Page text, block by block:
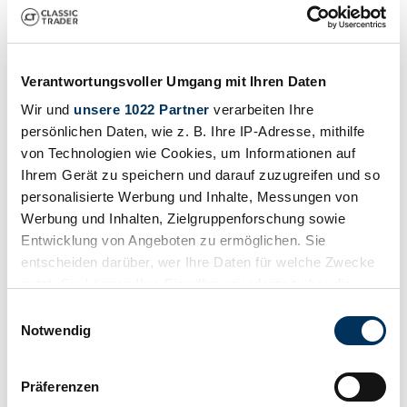
Verantwortungsvoller Umgang mit Ihren Daten
Wir und unsere 1022 Partner verarbeiten Ihre
persönlichen Daten, wie z. B. Ihre IP-Adresse, mithilfe
von Technologien wie Cookies, um Informationen auf
Ihrem Gerät zu speichern und darauf zuzugreifen und so
personalisierte Werbung und Inhalte, Messungen von
Werbung und Inhalten, Zielgruppenforschung sowie
Entwicklung von Angeboten zu ermöglichen. Sie
entscheiden darüber, wer Ihre Daten für welche Zwecke
Trigger Symbol ändern oder widerrufen
Informationen über Ihre geografische Lage
Notwendig
Präferenzen
Dealer